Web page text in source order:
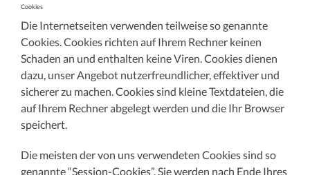
Cookies
Die Internetseiten verwenden teilweise so genannte
Cookies. Cookies richten auf Ihrem Rechner keinen
Schaden an und enthalten keine Viren. Cookies dienen
dazu, unser Angebot nutzerfreundlicher, effektiver und
sicherer zu machen. Cookies sind kleine Textdateien, die
auf Ihrem Rechner abgelegt werden und die Ihr Browser
speichert.
Die meisten der von uns verwendeten Cookies sind so
genannte “Session-Cookies”. Sie werden nach Ende Ihres